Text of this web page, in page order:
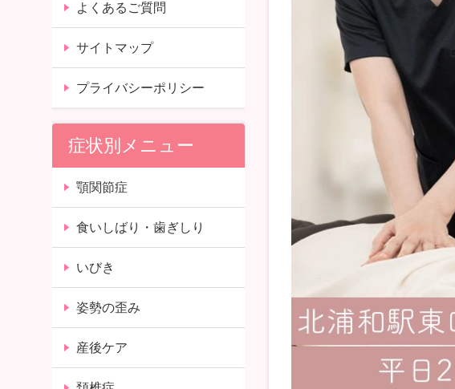
よくあるご質問
サイトマップ
プライバシーポリシー
症状別メニュー
顎関節症
食いしばり・歯ぎしり
いびき
姿勢の歪み
産後ケア